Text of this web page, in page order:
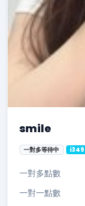
smile
一對多等待中 i349
一對多點數
一對一點數